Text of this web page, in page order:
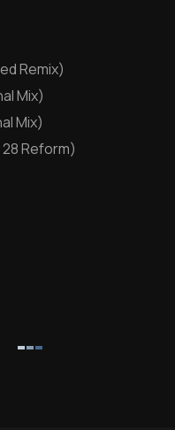
Remix)
Mix)
Mix)
28 Reform)